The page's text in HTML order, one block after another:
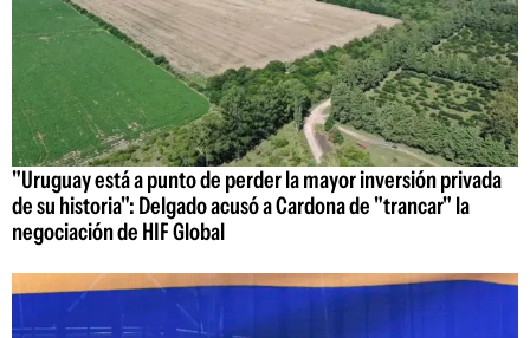
"Uruguay está a punto de perder la mayor inversión privada
de su historia": Delgado acusó a Cardona de "trancar" la
negociación de HIF Global